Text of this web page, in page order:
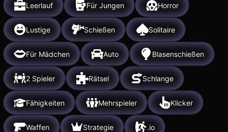
Leerlauf Für Jungen Horror
Lustige Schießen Solitaire
Für Mädchen Auto Blasenschießen
2 Spieler Rätsel Schlange
Fähigkeiten Mehrspieler Klicker
Waffen Strategie .io